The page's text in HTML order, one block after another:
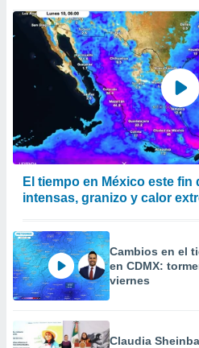
crear un
uso de
medir el
de la
el
de
de
de
uso de
El tiempo en México este fin
intensas, granizo y calor
Cambios en el
en CDMX:
viernes
Claudia